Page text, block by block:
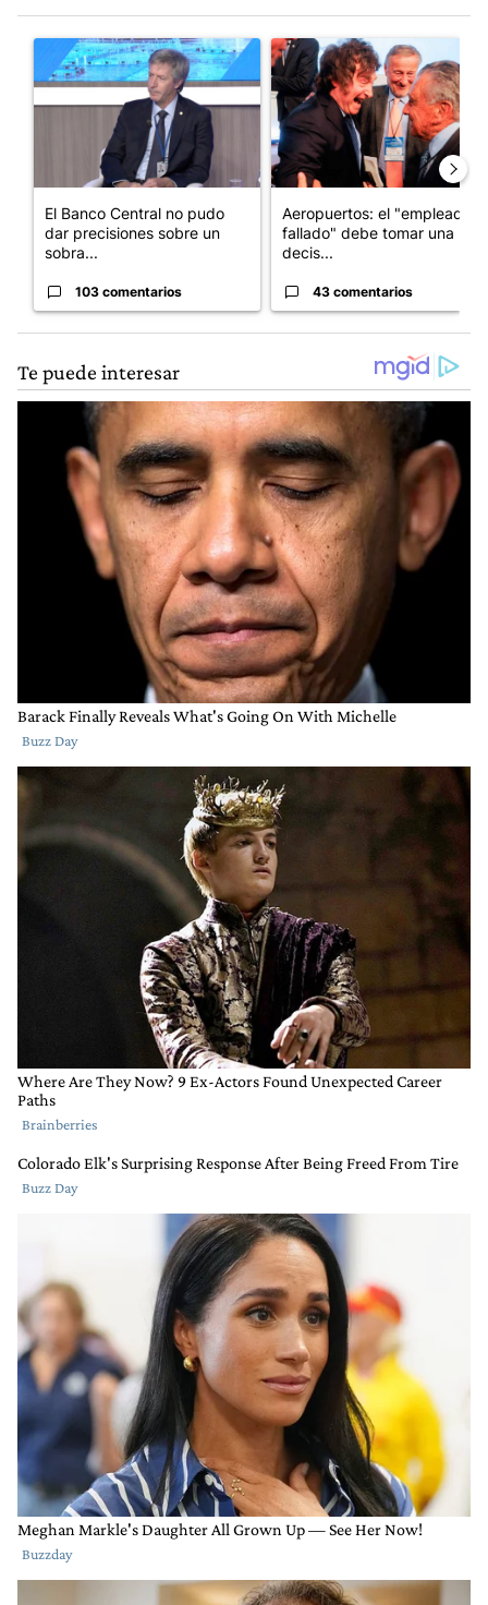
Un artículo de tendencia con el título "El Banco Central no
El Banco Central no pudo
dar precisiones sobre un
sobra...
103 comentarios
Un artículo de tendencia con
Aeropuertos: el "empleado
fallado" debe tomar una
decis...
43 comentarios